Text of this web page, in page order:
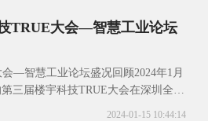
TRUE大会—智慧工业论坛
—智慧工业论坛盛况回顾2024年1月
三届楼宇科技TRUE大会在深圳全新
2024-01-15 10:44:14